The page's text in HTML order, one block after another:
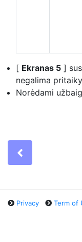
[ Ekranas 5 ]
negalima
Norėdami
Privacy Term of